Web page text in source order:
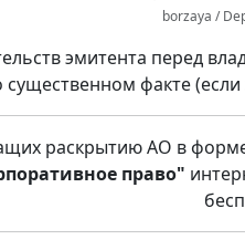
borzaya /
эмитента перед
факте (если
раскрытию АО в
право"